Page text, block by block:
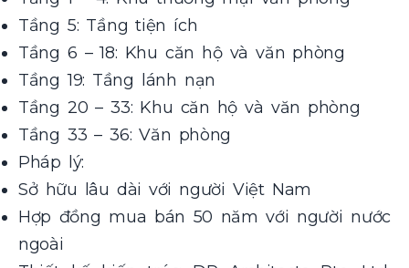
Tầng 5: Tầng tiện ích
Tầng 6 – 18: Khu căn hộ và văn phòng
Tầng 19: Tầng lánh nạn
Tầng 20 – 33: Khu căn hộ và văn phòng
Tầng 33 – 36: Văn phòng
Pháp lý:
Sở hữu lâu dài với người Việt Nam
Hợp đồng mua bán 50 năm với người nước
ngoài